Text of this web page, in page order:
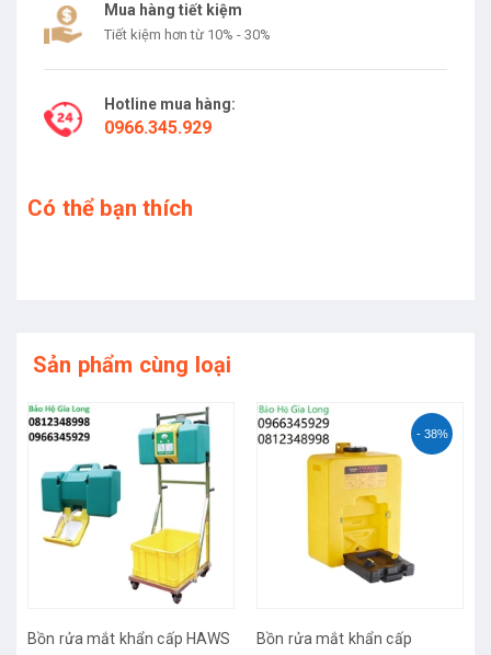
Mua hàng tiết kiệm
Tiết kiệm hơn từ 10% - 30%
Hotline mua hàng:
0966.345.929
Có thể bạn thích
Sản phẩm cùng loại
Bồn rửa mắt khẩn cấp HAWS
- 38%
Bồn rửa mắt khẩn cấp